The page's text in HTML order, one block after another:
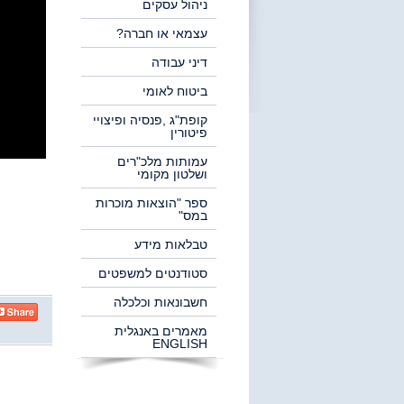
ניהול עסקים
עצמאי או חברה?
דיני עבודה
ביטוח לאומי
קופת"ג ,פנסיה ופיצויי
פיטורין
עמותות מלכ"רים
ושלטון מקומי
ספר "הוצאות מוכרות
במס"
טבלאות מידע
סטודנטים למשפטים
חשבונאות וכלכלה
מאמרים באנגלית
ENGLISH